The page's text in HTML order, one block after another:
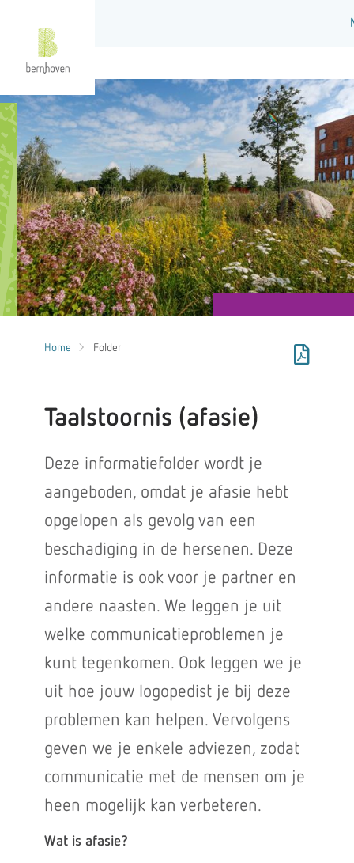
Home Folder
Taalstoornis (afasie)
Deze informatiefolder wordt je
aangeboden, omdat je afasie hebt
opgelopen als gevolg van een
beschadiging in de hersenen. Deze
informatie is ook voor je partner en
andere naasten. We leggen je uit
welke communicatieproblemen je
kunt tegenkomen. Ook leggen we je
uit hoe jouw logopedist je bij deze
problemen kan helpen. Vervolgens
geven we je enkele adviezen, zodat
communicatie met de mensen om je
heen mogelijk kan verbeteren.
Wat is afasie?